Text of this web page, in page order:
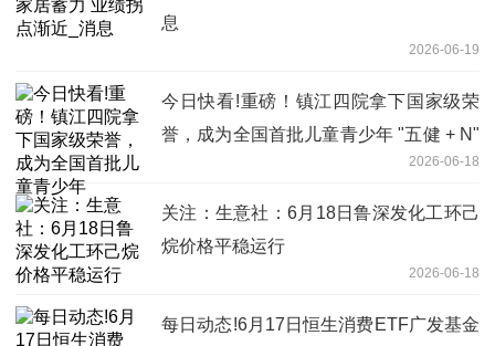
息
2026-06-19
今日快看!重磅！镇江四院拿下国家级荣
誉，成为全国首批儿童青少年 "五健 + N"
2026-06-18
关注：生意社：6月18日鲁深发化工环己
烷价格平稳运行
2026-06-18
每日动态!6月17日恒生消费ETF广发基金